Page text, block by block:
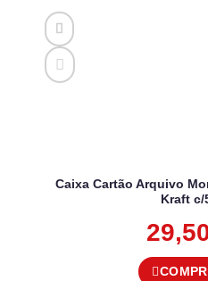
Caixa Cartão Arquivo
Kraft c/